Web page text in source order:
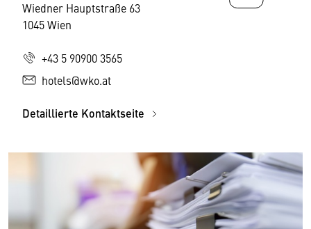
Wiedner Hauptstraße 63
1045 Wien
+43 5 90900 3565
hotels@wko.at
Detaillierte Kontaktseite